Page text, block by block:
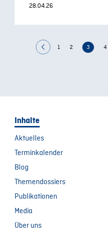
28.04.26
1 2 3 4
Inhalte
Aktuelles
Terminkalender
Blog
Themendossiers
Publikationen
Media
Über uns